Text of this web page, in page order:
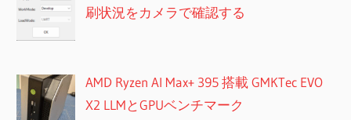
刷状況をカメラで確認する
AMD Ryzen AI Max+ 395 搭載 GMKTec EVO
X2 LLMとGPUベンチマーク